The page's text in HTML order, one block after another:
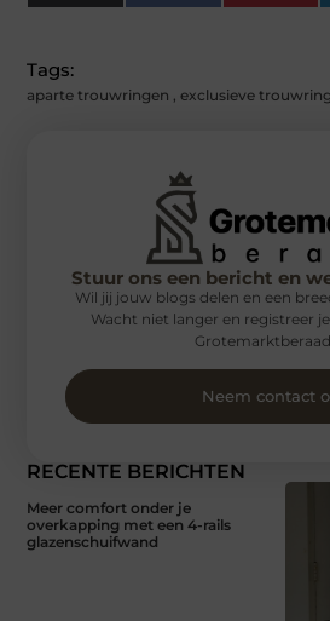
(Twitter)
Tags:
aparte trouwringen ,exclusieve
RECENTE BERICHTEN
Meer comfort onder je
overkapping met een 4-rails
glazenschuifwand
Stuur ons een bericht en
Wil jij jouw blogs delen en een
Wacht niet langer en registreer
Neem contact